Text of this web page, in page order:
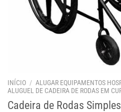
INÍCIO / ALUGAR EQUIPAMENTOS
ALUGUEL DE CADEIRA DE RODAS EM
Cadeira de Rodas